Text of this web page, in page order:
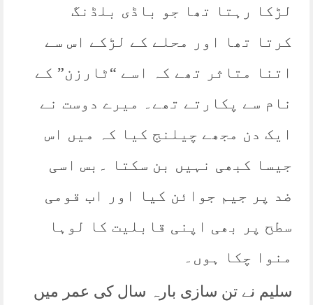
لڑکا رہتا تھا جو باڈی بلڈنگ
کرتا تھا اور محلے کے لڑکے اس سے
اتنا متاثر تھے کہ اسے “ٹارزن” کے
نام سے پکارتے تھے۔ میرے دوست نے
ایک دن مجھے چیلنج کیا کہ میں اس
جیسا کبھی نہیں بن سکتا ۔بس اسی
ضد پر جیم جوائن کیا اور اب قومی
سطح پر بھی اپنی قابلیت کا لوہا
منوا چکا ہوں۔
سلیم نے تن سازی بارہ سال کی عمر میں